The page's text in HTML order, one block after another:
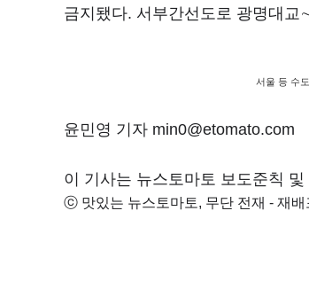
금지됐다. 서부간선도로 광명대
서울 등 수
윤민영 기자 min0@etomato.com
이 기사는 뉴스토마토 보도준칙
ⓒ 맛있는 뉴스토마토, 무단 전재 - 재배